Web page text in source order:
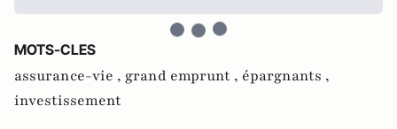
MOTS-CLES
assurance-vie , grand emprunt , épargnants ,
investissement